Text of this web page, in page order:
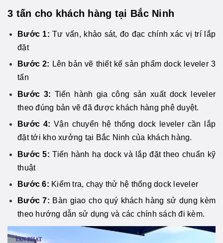
3 tấn cho khách hàng tại Bắc Ninh
Bước 1: Tư vấn, khảo sát, đo đạc chính xác vị trí lắp
đặt
Bước 2: Lên bản vẽ thiết kế sản phẩm dock leveler 3
tấn
Bước 3: Tiến hành gia công sản xuất dock leveler
theo đúng bản vẽ đã được khách hàng phê duyệt.
Bước 4: Vận chuyển hệ thống dock leveler cần lắp
đặt tới kho xưởng tại Bắc Ninh của khách hàng.
Bước 5: Tiến hành hạ dock và lắp đặt theo chuẩn kỹ
thuật
Bước 6: Kiểm tra, chạy thử hệ thống dock leveler
Bước 7: Bàn giao cho quý khách hàng sử dụng kèm
theo hướng dẫn sử dụng và các chính sách đi kèm.